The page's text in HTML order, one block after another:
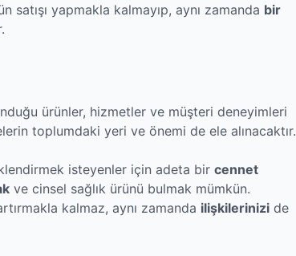
satışı yapmakla kalmayıp, aynı zamanda bir
ürünler, hizmetler ve müşteri deneyimleri
toplumdaki yeri ve önemi de ele alınacaktır.
isteyenler için adeta bir cennet
ve cinsel sağlık ürünü bulmak mümkün.
kalmaz, aynı zamanda ilişkilerinizi de